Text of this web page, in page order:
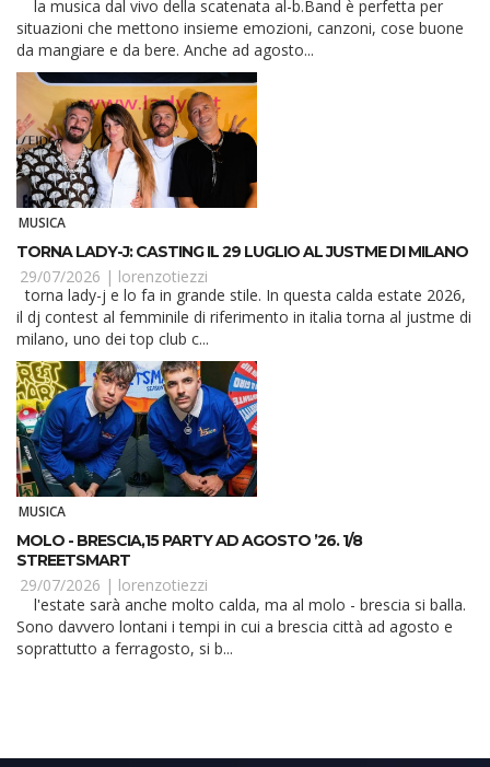
situazioni che mettono insieme emozioni, canzoni, cose buone
da mangiare e da bere. Anche ad agosto...
MUSICA
TORNA LADY-J: CASTING IL 29 LUGLIO AL JUSTME DI MILANO
29/07/2026 | lorenzotiezzi
torna lady-j e lo fa in grande stile. In questa calda estate 2026,
il dj contest al femminile di riferimento in italia torna al justme di
milano, uno dei top club c...
MUSICA
MOLO - BRESCIA,15 PARTY AD AGOSTO ’26. 1/8
STREETSMART
29/07/2026 | lorenzotiezzi
Sono davvero lontani i tempi in cui a brescia città ad agosto e
soprattutto a ferragosto, si b...